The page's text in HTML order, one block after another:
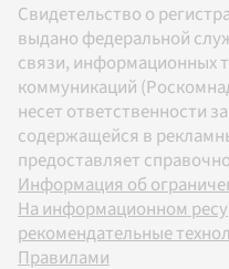
Свидетельство о
выдано федеральной
связи, информационных
коммуникаций
несет ответственности
содержащейся в
предоставляет
Информация об
На информационном
рекомендательные
Правилами